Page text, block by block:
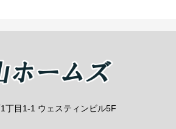
丁目1-1 ウェスティンビル5F